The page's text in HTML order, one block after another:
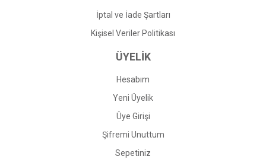
İptal ve İade Şartları
Kişisel Veriler Politikası
ÜYELİK
Hesabım
Yeni Üyelik
Üye Girişi
Şifremi Unuttum
Sepetiniz